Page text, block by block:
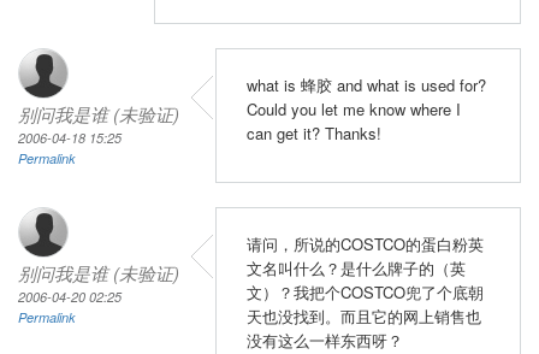
别问我是谁 (未验证)
2006-04-18 15:25
Permalink
what is 蜂胶 and what is used for?
Could you let me know where I
can get it? Thanks!
别问我是谁 (未验证)
2006-04-20 02:25
Permalink
请问，所说的COSTCO的蛋白粉英
文名叫什么？是什么牌子的（英
文）？我把个COSTCO兜了个底朝
天也没找到。而且它的网上销售也
没有这么一样东西呀？